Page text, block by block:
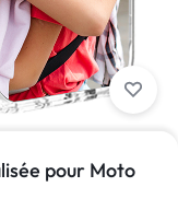
pour Moto